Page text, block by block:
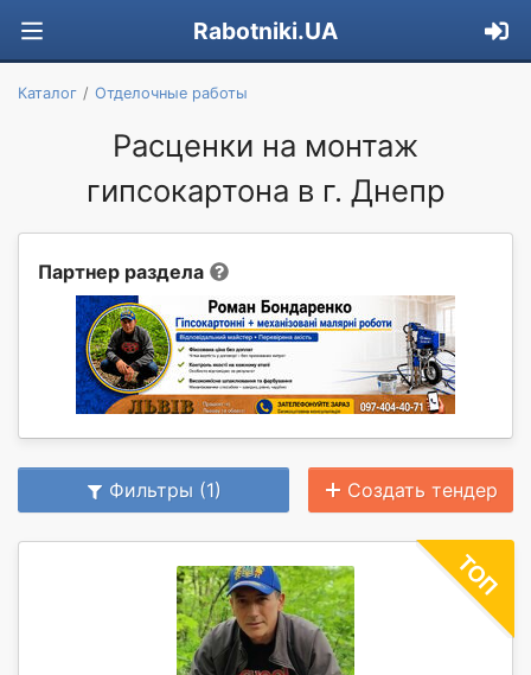
Rabotniki.UA
Каталог Отделочные работы
Расценки на монтаж
гипсокартона в г. Днепр
Партнер раздела
Фильтры (1) Создать тендер